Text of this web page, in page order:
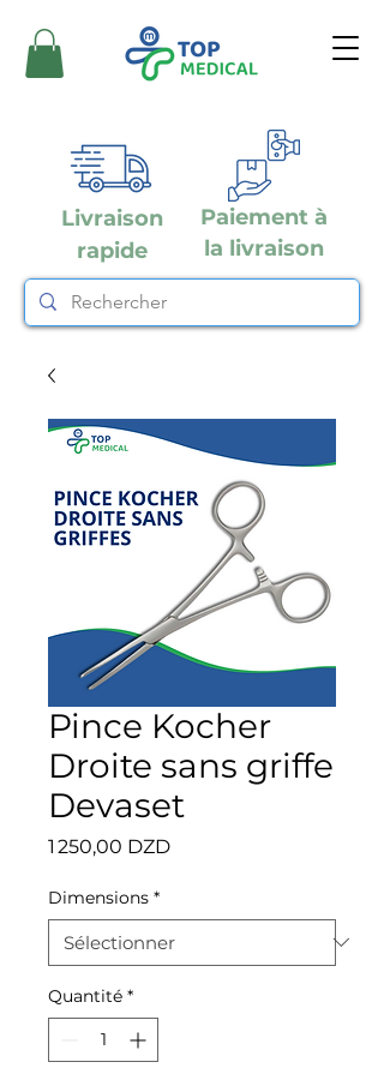
Livraison
rapide
Paiement à
la livraison
Pince Kocher
Droite sans griffe
Devaset
1 250,00 DZDPrix
Dimensions *
Quantité *